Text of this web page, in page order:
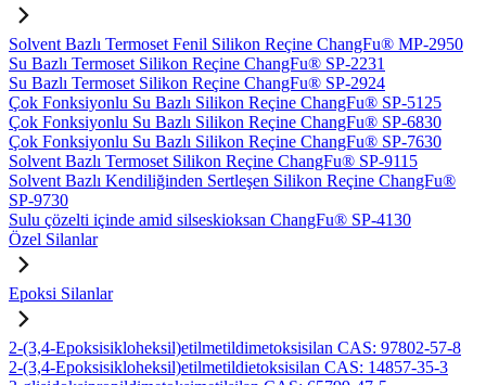
Solvent Bazlı Termoset Fenil Silikon Reçine ChangFu® MP-2950
Su Bazlı Termoset Silikon Reçine ChangFu® SP-2231
Su Bazlı Termoset Silikon Reçine ChangFu® SP-2924
Çok Fonksiyonlu Su Bazlı Silikon Reçine ChangFu® SP-5125
Çok Fonksiyonlu Su Bazlı Silikon Reçine ChangFu® SP-6830
Çok Fonksiyonlu Su Bazlı Silikon Reçine ChangFu® SP-7630
Solvent Bazlı Termoset Silikon Reçine ChangFu® SP-9115
Solvent Bazlı Kendiliğinden Sertleşen Silikon Reçine ChangFu®
SP-9730
Sulu çözelti içinde amid silseskioksan ChangFu® SP-4130
Özel Silanlar
Epoksi Silanlar
2-(3,4-Epoksisikloheksil)etilmetildimetoksisilan CAS: 97802-57-8
2-(3,4-Epoksisikloheksil)etilmetildietoksisilan CAS: 14857-35-3